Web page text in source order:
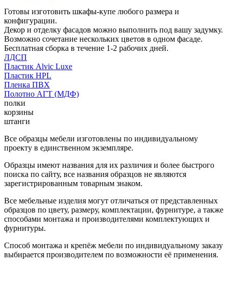
Готовы изготовить шкафы-купе любого размера и
конфигурации.
Декор и отделку фасадов можно выполнить под вашу задумку.
Возможно сочетание нескольких цветов в одном фасаде.
Бесплатная сборка в течение 1-2 рабочих дней.
ЛДСП
Пластик Alvic Luxe
Пластик HPL
Пленка ПВХ
Полотно АГТ (МДФ)
полки
корзины
штанги
Все образцы мебели изготовлены по индивидуальному
проекту в единственном экземпляре.
Образцы имеют названия для их различия и более быстрого
поиска по сайту, все названия образцов не являются
зарегистрированным товарным знаком.
Все мебельные изделия могут отличаться от представленных
образцов по цвету, размеру, комплектации, фурнитуре, а также
способами монтажа и производителями комплектующих и
фурнитуры.
Способ монтажа и крепёж мебели по индивидуальному заказу
выбирается производителем по возможности её применения.